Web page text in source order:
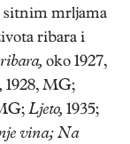
sitnim mrljama
ribara i
oko 1927,
1928, MG;
Ljeto, 1935;
vina; Na